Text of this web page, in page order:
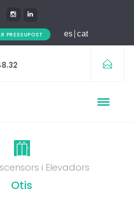
PRESSUPOST es cat
i Elevadors
Otis